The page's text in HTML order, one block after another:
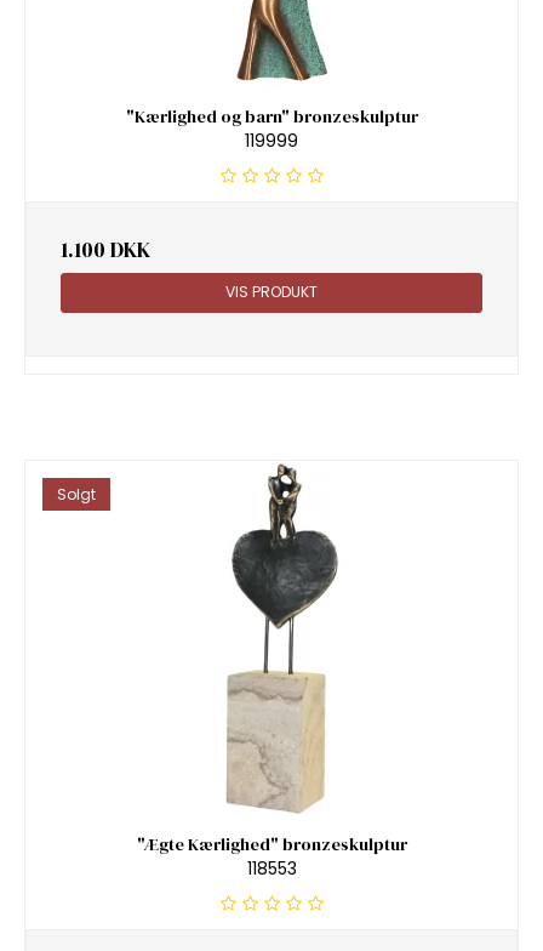
"Kærlighed og barn" bronzeskulptur
119999
1.100 DKK
VIS PRODUKT
Solgt
"Ægte Kærlighed" bronzeskulptur
118553